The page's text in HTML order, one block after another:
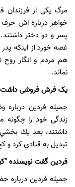
مرگ یکی از فرزندان
پسر و دو دختر
غصه خورد از اينكه
هم مردم و انگار
نماند.
یک فرش فروشی داشت
جمیله فردین درباره
زندگی خود را
داشتند، بعد يك بخشي
تبديل به قنادي كرد و
فردین گفت نویسنده
جمیله فردین درباره